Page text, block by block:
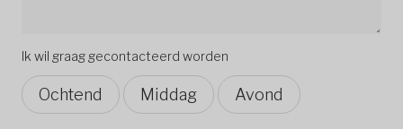
Ik wil graag gecontacteerd worden
Ochtend Middag Avond